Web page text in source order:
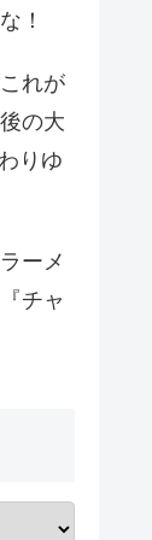
！
れが
の大
りゆ
ーメ
チャ